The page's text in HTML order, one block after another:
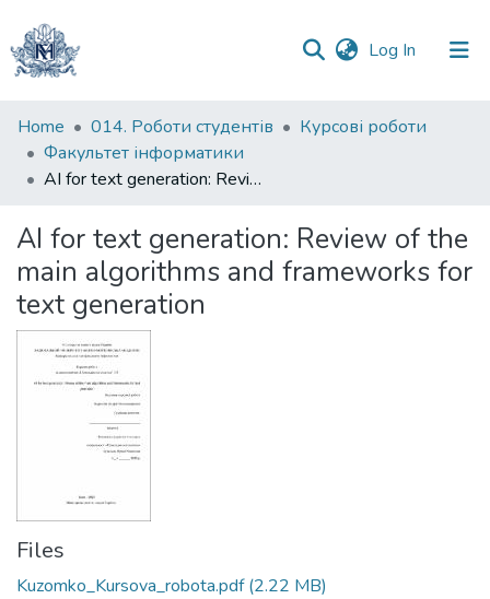
Log In (current)
Communities
&
Collections
Statistics
Home 014. Роботи студентів
Курсові роботи
Факультет інформатики
AI for text generation: Review of the main algorithms and frameworks for text generation
AI for text generation: Review of the
main algorithms and frameworks for
text generation
Files
Kuzomko_Kursova_robota.pdf(2.22 MB)